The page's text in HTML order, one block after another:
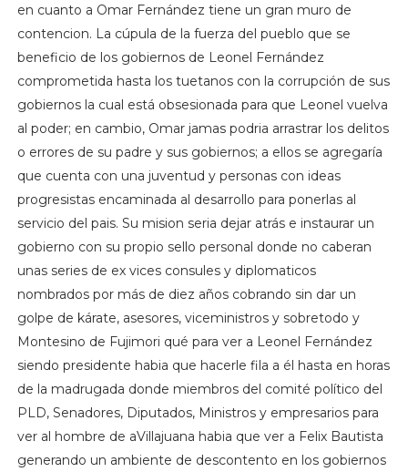
en cuanto a Omar Fernández tiene un gran muro de
contencion. La cúpula de la fuerza del pueblo que se
beneficio de los gobiernos de Leonel Fernández
comprometida hasta los tuetanos con la corrupción de sus
gobiernos la cual está obsesionada para que Leonel vuelva
al poder; en cambio, Omar jamas podria arrastrar los delitos
o errores de su padre y sus gobiernos; a ellos se agregaría
que cuenta con una juventud y personas con ideas
progresistas encaminada al desarrollo para ponerlas al
servicio del pais. Su mision seria dejar atrás e instaurar un
gobierno con su propio sello personal donde no caberan
unas series de ex vices consules y diplomaticos
nombrados por más de diez años cobrando sin dar un
golpe de kárate, asesores, viceministros y sobretodo y
Montesino de Fujimori qué para ver a Leonel Fernández
siendo presidente habia que hacerle fila a él hasta en horas
de la madrugada donde miembros del comité político del
PLD, Senadores, Diputados, Ministros y empresarios para
ver al hombre de aVillajuana habia que ver a Felix Bautista
generando un ambiente de descontento en los gobiernos